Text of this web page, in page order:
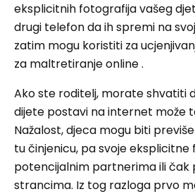
eksplicitnih fotografija vašeg
drugi telefon da ih spremi na
zatim mogu koristiti za
za maltretiranje online .
Ako ste roditelj, morate shvatiti
dijete postavi na internet može
Nažalost, djeca mogu biti
tu činjenicu, pa svoje
potencijalnim partnerima ili čak
strancima. Iz tog razloga prvo